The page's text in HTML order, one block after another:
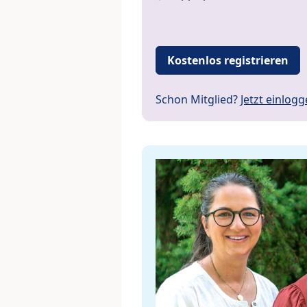
Kostenlos registrieren
Schon Mitglied? Jetzt